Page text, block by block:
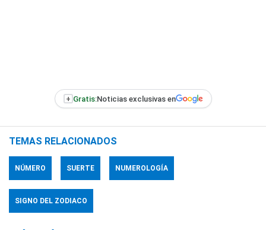
+ Gratis:Noticias exclusivas en
TEMAS RELACIONADOS
NÚMERO SUERTE NUMEROLOGÍA
SIGNO DEL ZODIACO